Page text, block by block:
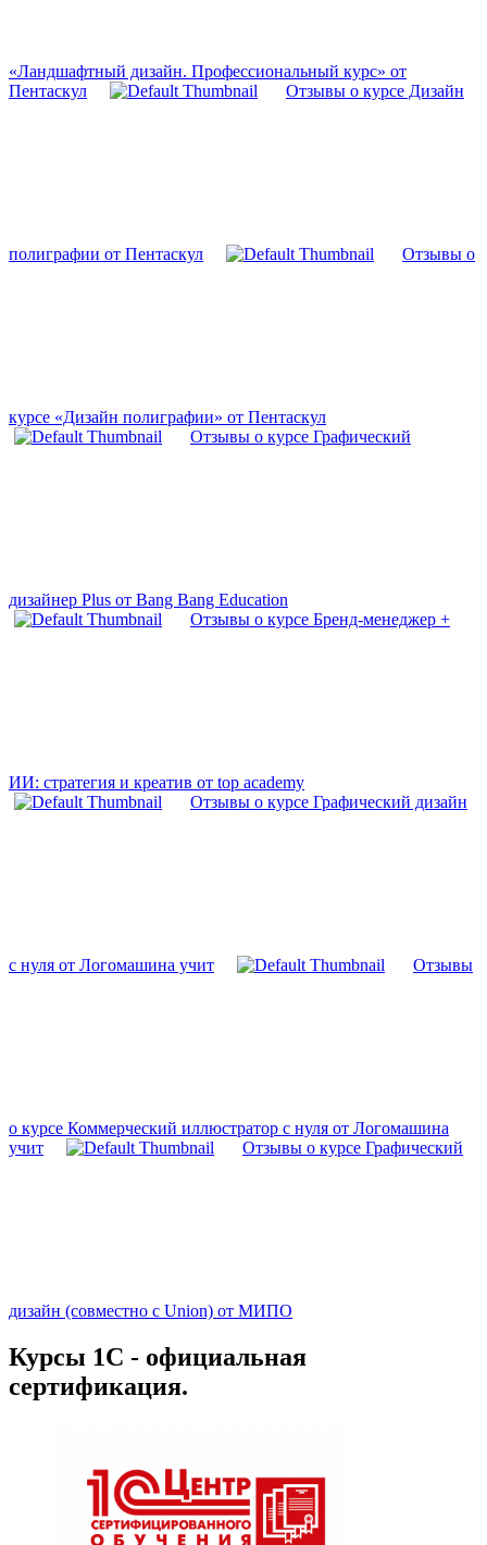
«Ландшафтный дизайн. Профессиональный курс» от
Пентаскул
Отзывы о курсе Дизайн
полиграфии от Пентаскул Отзывы о
курсе «Дизайн полиграфии» от Пентаскул
Отзывы о курсе Графический
дизайнер Plus от Bang Bang Education
Отзывы о курсе Бренд-менеджер +
ИИ: стратегия и креатив от top academy
Отзывы о курсе Графический дизайн
с нуля от Логомашина учит Отзывы
о курсе Коммерческий иллюстратор с нуля от Логомашина
учит
Отзывы о курсе Графический
дизайн (совместно с Union) от МИПО
Курсы 1С - официальная
сертификация.